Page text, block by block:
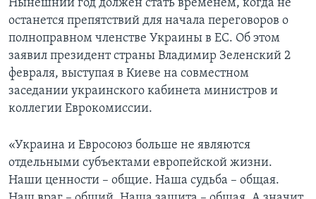
Нынешний год должен стать временем, когда не
останется препятствий для начала переговоров о
полноправном членстве Украины в ЕС. Об этом
заявил президент страны Владимир Зеленский 2
февраля, выступая в Киеве на совместном
заседании украинского кабинета министров и
коллегии Еврокомиссии.
«Украина и Евросоюз больше не являются
отдельными субъектами европейской жизни.
Наши ценности – общие. Наша судьба – общая.